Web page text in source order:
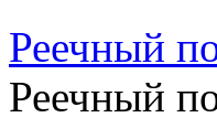
Реечный
Реечный